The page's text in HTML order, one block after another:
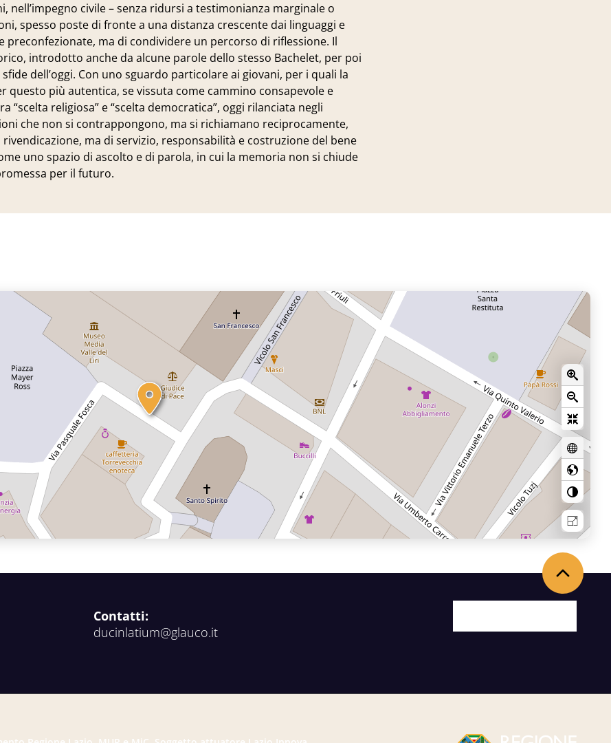
nell’impegno civile – senza ridursi a testimonianza marginale o
spesso poste di fronte a una distanza crescente dai linguaggi e
ma di condividere un percorso di riflessione. Il
introdotto anche da alcune parole dello stesso Bachelet, per poi
dell’oggi. Con uno sguardo particolare ai giovani, per i quali la
più autentica, se vissuta come cammino consapevole e
religiosa” e “scelta democratica”, oggi rilanciata negli
che non si contrappongono, ma si richiamano reciprocamente,
ma di servizio, responsabilità e costruzione del bene
uno spazio di ascolto e di parola, in cui la memoria non si chiude
per il futuro.
Contatti:
ducinlatium@glauco.it
Torna in alto